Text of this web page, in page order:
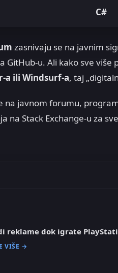
C#
zasnivaju se na javnim
GitHub-u. Ali kako sve
a ili Windsurf-a, taj
na javnom forumu,
na Stack Exchange-u za
reklame dok igrate
VIŠE →